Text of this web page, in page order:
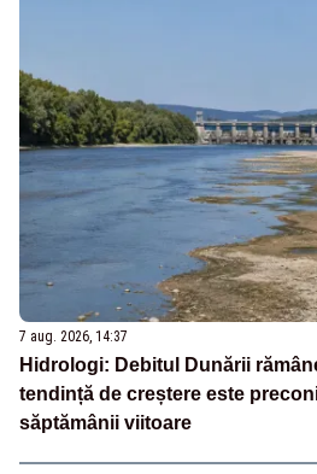
7 aug. 2026, 14:37
Hidrologi: Debitul Dunării
tendință de creștere este
săptămânii viitoare